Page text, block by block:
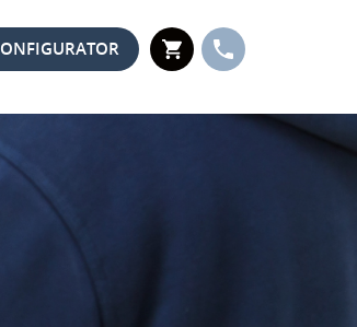
WINKELWAGEN
TELEFOON